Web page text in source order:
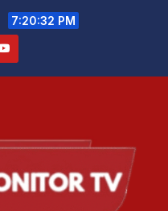
7:20:32 PM